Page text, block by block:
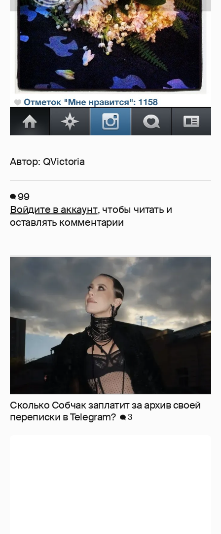
Автор: QVictoria
99
Войдите в аккаунт, чтобы читать и
оставлять комментарии
Сколько Собчак заплатит за архив своей
перeписки в Telegram?
3